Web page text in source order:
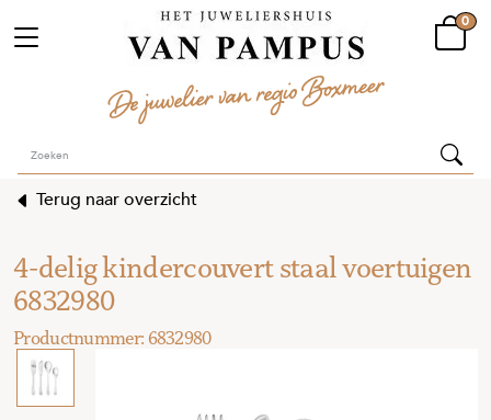
0
Terug naar overzicht
4-delig kindercouvert staal voertuigen
6832980